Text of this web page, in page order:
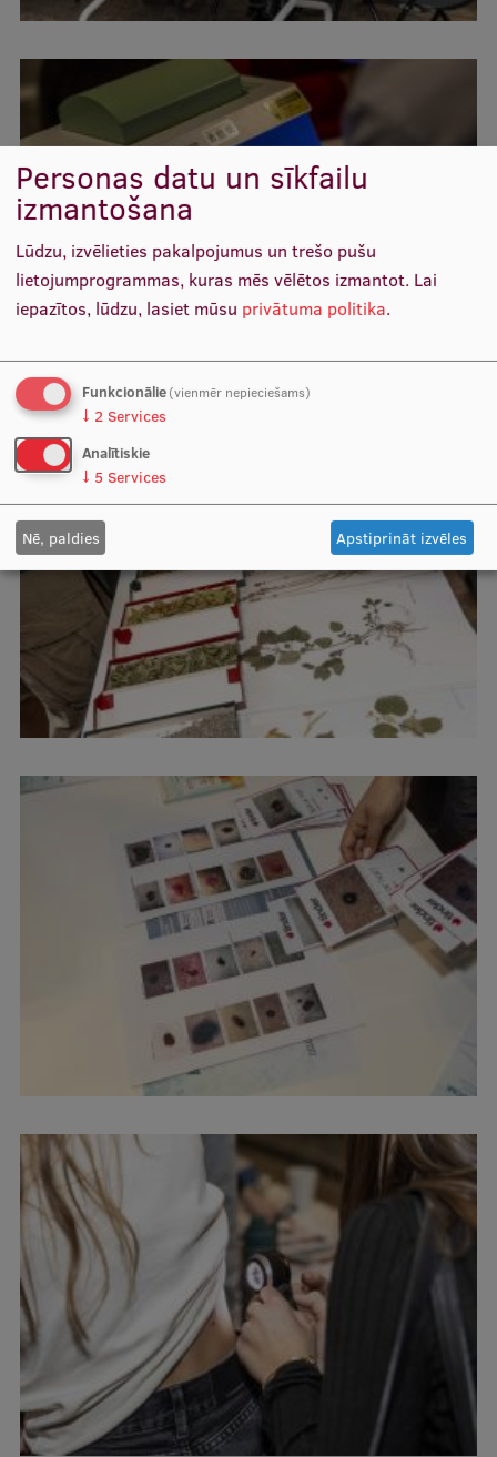
Personas datu un sīkfailu
izmantošana
Lūdzu, izvēlieties pakalpojumus un trešo pušu
lietojumprogrammas, kuras mēs vēlētos izmantot. Lai
iepazītos, lūdzu, lasiet mūsu privātuma politika.
Funkcionālie(vienmēr nepieciešams)
↓ 2 Services
Analītiskie
↓ 5 Services
Nē, paldies Apstiprināt izvēles